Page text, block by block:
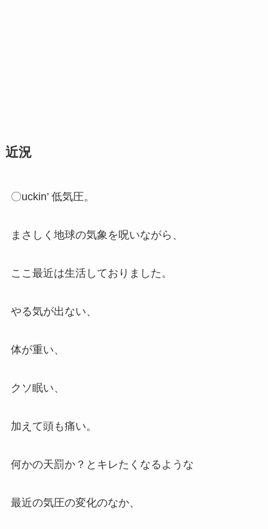
近況
〇uckin’ 低気圧。
まさしく地球の気象を呪いながら、
ここ最近は生活しておりました。
やる気が出ない、
体が重い、
クソ眠い、
加えて頭も痛い。
何かの天罰か？とキレたくなるような
最近の気圧の変化のなか、